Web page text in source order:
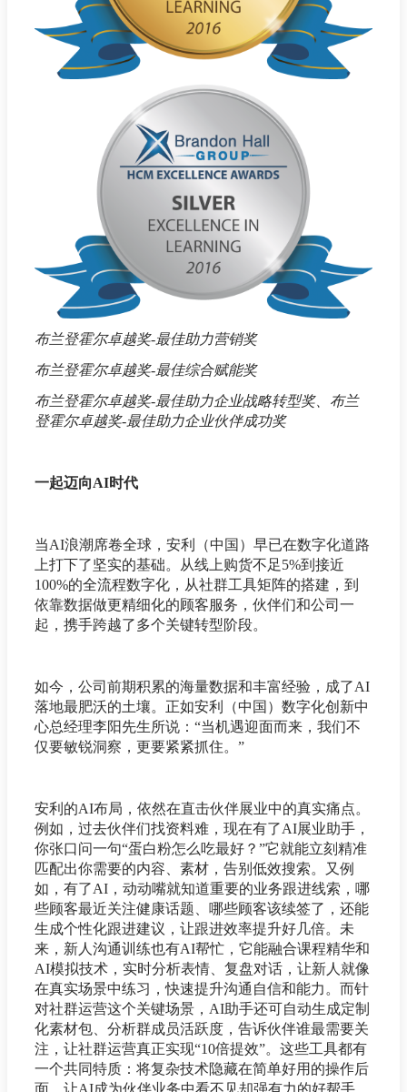
布兰登霍尔卓越奖-最佳助力营销奖
布兰登霍尔卓越奖-最佳综合赋能奖
布兰登霍尔卓越奖-最佳助力企业战略转型奖、布兰
登霍尔卓越奖-最佳助力企业伙伴成功奖
一起迈向AI时代
当AI浪潮席卷全球，安利（中国）早已在数字化道路
上打下了坚实的基础。从线上购货不足5%到接近
100%的全流程数字化，从社群工具矩阵的搭建，到
依靠数据做更精细化的顾客服务，伙伴们和公司一
起，携手跨越了多个关键转型阶段。
如今，公司前期积累的海量数据和丰富经验，成了AI
落地最肥沃的土壤。正如安利（中国）数字化创新中
心总经理李阳先生所说：“当机遇迎面而来，我们不
仅要敏锐洞察，更要紧紧抓住。”
安利的AI布局，依然在直击伙伴展业中的真实痛点。
例如，过去伙伴们找资料难，现在有了AI展业助手，
你张口问一句“蛋白粉怎么吃最好？”它就能立刻精准
匹配出你需要的内容、素材，告别低效搜索。又例
如，有了AI，动动嘴就知道重要的业务跟进线索，哪
些顾客最近关注健康话题、哪些顾客该续签了，还能
生成个性化跟进建议，让跟进效率提升好几倍。未
来，新人沟通训练也有AI帮忙，它能融合课程精华和
AI模拟技术，实时分析表情、复盘对话，让新人就像
在真实场景中练习，快速提升沟通自信和能力。而针
对社群运营这个关键场景，AI助手还可自动生成定制
化素材包、分析群成员活跃度，告诉伙伴谁最需要关
注，让社群运营真正实现“10倍提效”。这些工具都有
一个共同特质：将复杂技术隐藏在简单好用的操作后